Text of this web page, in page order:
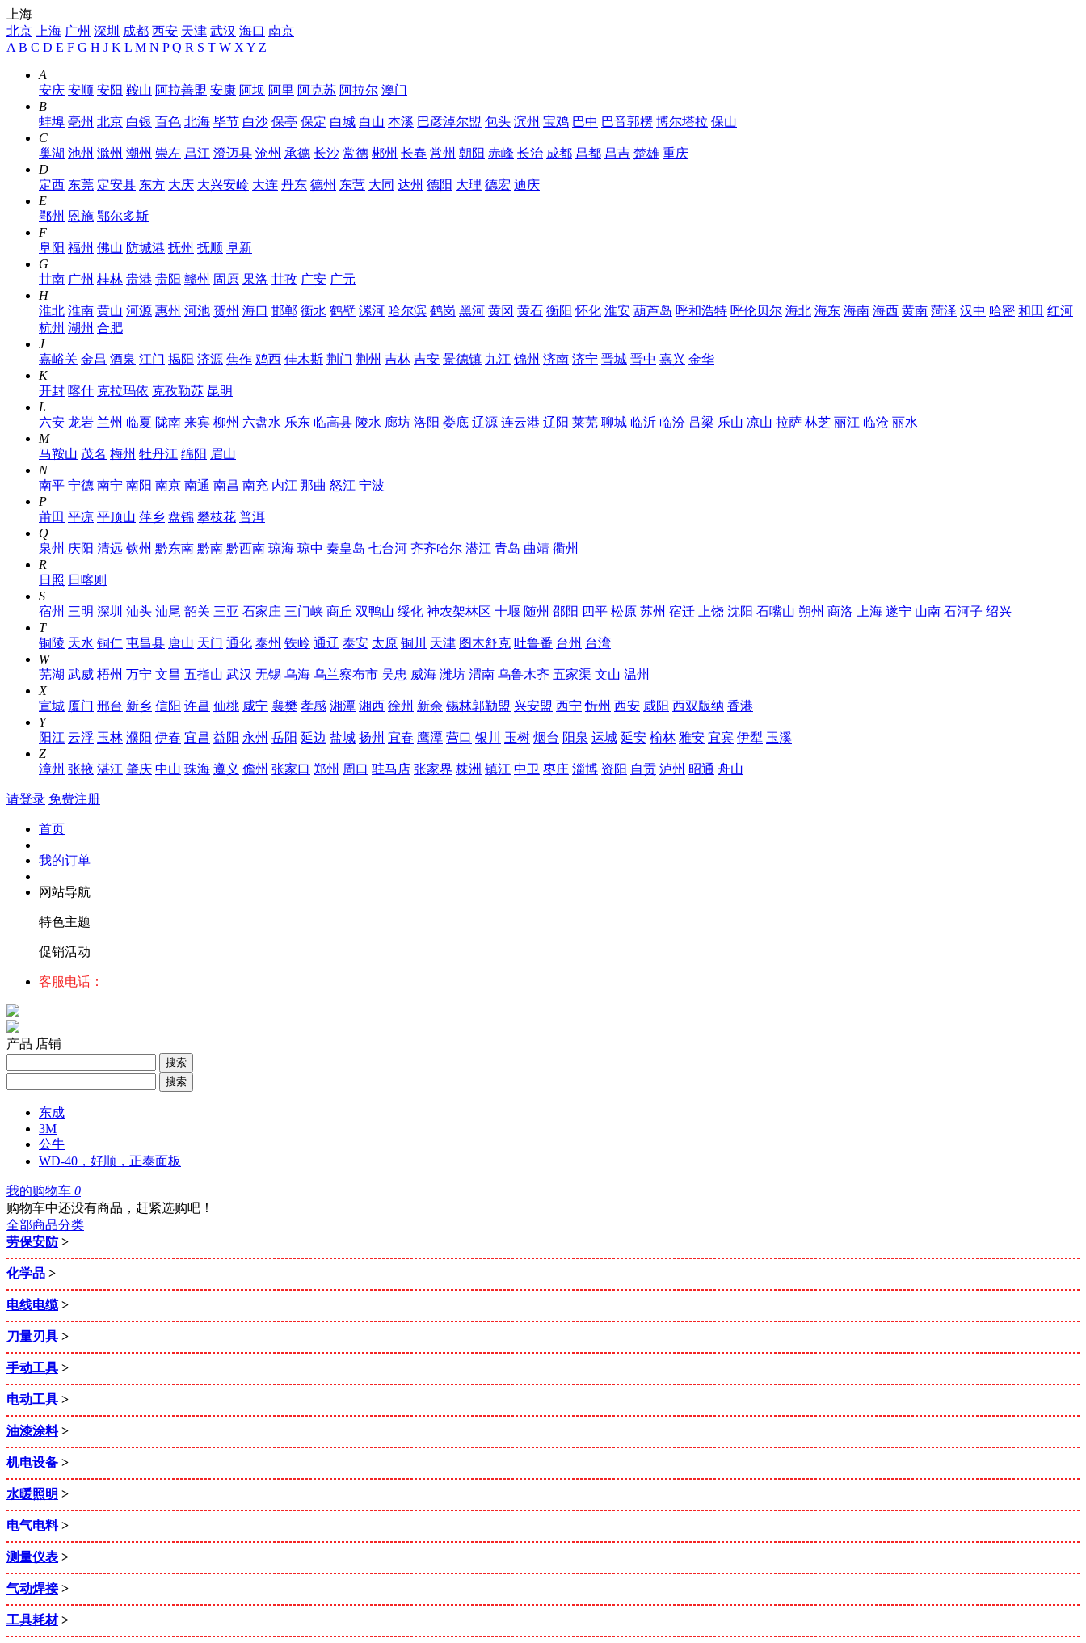
上海
北京
上海 广州 深圳 成都 西安 天津 武汉 海口 南京
A B C D E F G H J K L M N P Q R S T W X Y Z
A
安庆 安顺 安阳 鞍山 阿拉善盟 安康 阿坝 阿里 阿克苏 阿拉尔 澳门
B
蚌埠 亳州 北京 白银 百色 北海 毕节 白沙 保亭 保定 白城 白山 本溪 巴彦淖尔盟 包头 滨州 宝鸡 巴中 巴音郭楞 博尔塔拉 保山
C
巢湖 池州 滁州 潮州 崇左 昌江 澄迈县 沧州 承德 长沙 常德 郴州 长春 常州 朝阳 赤峰 长治 成都 昌都 昌吉 楚雄 重庆
D
定西 东莞 定安县 东方 大庆 大兴安岭 大连 丹东 德州 东营 大同 达州 德阳 大理 德宏 迪庆
E
鄂州 恩施 鄂尔多斯
F
阜阳 福州 佛山 防城港 抚州 抚顺 阜新
G
甘南 广州 桂林 贵港 贵阳 赣州 固原 果洛 甘孜 广安 广元
H
淮北 淮南 黄山 河源 惠州 河池 贺州 海口 邯郸 衡水 鹤壁 漯河 哈尔滨 鹤岗 黑河 黄冈 黄石 衡阳 怀化 淮安 葫芦岛 呼和浩特 呼伦贝尔 海北 海东 海南 海西 黄南 菏泽 汉中 哈密 和田 红河
杭州 湖州 合肥
J
嘉峪关 金昌 酒泉 江门 揭阳 济源 焦作 鸡西 佳木斯 荆门 荆州 吉林 吉安 景德镇 九江 锦州 济南 济宁 晋城 晋中 嘉兴 金华
K
开封 喀什 克拉玛依 克孜勒苏 昆明
L
六安 龙岩 兰州 临夏 陇南 来宾 柳州 六盘水 乐东 临高县 陵水 廊坊 洛阳 娄底 辽源 连云港 辽阳 莱芜 聊城 临沂 临汾 吕梁 乐山 凉山 拉萨 林芝 丽江 临沧 丽水
M
马鞍山 茂名 梅州 牡丹江 绵阳 眉山
N
南平 宁德 南宁 南阳 南京 南通 南昌 南充 内江 那曲 怒江 宁波
P
莆田 平凉 平顶山 萍乡 盘锦 攀枝花 普洱
Q
泉州 庆阳 清远 钦州 黔东南 黔南 黔西南 琼海 琼中 秦皇岛 七台河 齐齐哈尔 潜江 青岛 曲靖 衢州
R
日照 日喀则
S
宿州 三明 深圳 汕头 汕尾 韶关 三亚 石家庄 三门峡 商丘 双鸭山 绥化 神农架林区 十堰 随州 邵阳 四平 松原 苏州 宿迁 上饶 沈阳 石嘴山 朔州 商洛 上海 遂宁 山南 石河子 绍兴
T
铜陵 天水 铜仁 屯昌县 唐山 天门 通化 泰州 铁岭 通辽 泰安 太原 铜川 天津 图木舒克 吐鲁番 台州 台湾
W
芜湖 武威 梧州 万宁 文昌 五指山 武汉 无锡 乌海 乌兰察布市 吴忠 威海 潍坊 渭南 乌鲁木齐 五家渠 文山 温州
X
宣城 厦门 邢台 新乡 信阳 许昌 仙桃 咸宁 襄樊 孝感 湘潭 湘西 徐州 新余 锡林郭勒盟 兴安盟 西宁 忻州 西安 咸阳 西双版纳 香港
Y
阳江 云浮 玉林 濮阳 伊春 宜昌 益阳 永州 岳阳 延边 盐城 扬州 宜春 鹰潭 营口 银川 玉树 烟台 阳泉 运城 延安 榆林 雅安 宜宾 伊犁 玉溪
Z
漳州 张掖 湛江 肇庆 中山 珠海 遵义 儋州 张家口 郑州 周口 驻马店 张家界 株洲 镇江 中卫 枣庄 淄博 资阳 自贡 泸州 昭通 舟山
请登录 免费注册
首页
我的订单
网站导航
特色主题
促销活动
客服电话：
产品 店铺
搜索
搜索
东成
3M
公牛
WD-40，好顺，正泰面板
我的购物车 0
购物车中还没有商品，赶紧选购吧！
全部商品分类
劳保安防 >
化学品 >
电线电缆 >
刀量刃具 >
手动工具 >
电动工具 >
油漆涂料 >
机电设备 >
水暖照明 >
电气电料 >
测量仪表 >
气动焊接 >
工具耗材 >